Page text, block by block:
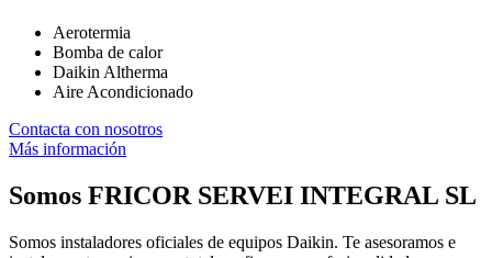
Aerotermia
Bomba de calor
Daikin Altherma
Aire Acondicionado
Contacta con nosotros
Más información
Somos FRICOR SERVEI INTEGRAL SL
Somos instaladores oficiales de equipos Daikin. Te asesoramos e